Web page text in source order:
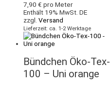
7,90 € pro Meter
Enthält 19% MwSt. DE
zzgl. Versand
Lieferzeit: ca. 1-2 Werktage
Bündchen Öko-Tex-
100 – Uni orange